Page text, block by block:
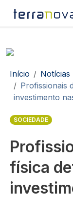
Passar para o
Início Notícias
Profissionais
investimento
SOCIEDADE
física